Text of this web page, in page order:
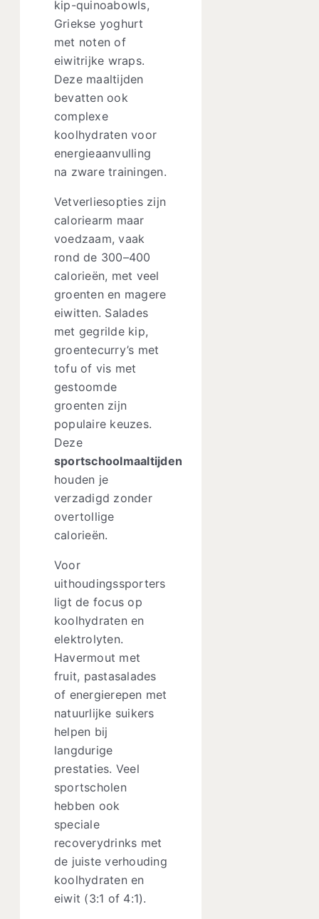
kip-quinoabowls,
Griekse yoghurt
met noten of
eiwitrijke wraps.
Deze maaltijden
bevatten ook
complexe
koolhydraten voor
energieaanvulling
na zware trainingen.
Vetverliesopties zijn
caloriearm maar
voedzaam, vaak
rond de 300–400
calorieën, met veel
groenten en magere
eiwitten. Salades
met gegrilde kip,
groentecurry’s met
tofu of vis met
gestoomde
groenten zijn
populaire keuzes.
Deze
sportschoolmaaltijden
houden je
verzadigd zonder
overtollige
calorieën.
Voor
uithoudingssporters
ligt de focus op
koolhydraten en
elektrolyten.
Havermout met
fruit, pastasalades
of energierepen met
natuurlijke suikers
helpen bij
langdurige
prestaties. Veel
sportscholen
hebben ook
speciale
recoverydrinks met
de juiste verhouding
koolhydraten en
eiwit (3:1 of 4:1).